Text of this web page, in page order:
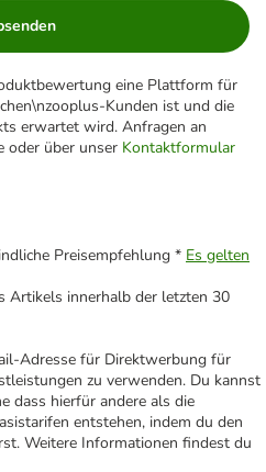
eine Plattform für
Kunden ist und die
erwartet wird. Anfragen an
oder über unser Kontaktformular
Preisempfehlung * Es gelten
Artikels innerhalb der letzten 30
Adresse für Direktwerbung für
zu verwenden. Du kannst
dass hierfür andere als die
entstehen, indem du den
Weitere Informationen findest du